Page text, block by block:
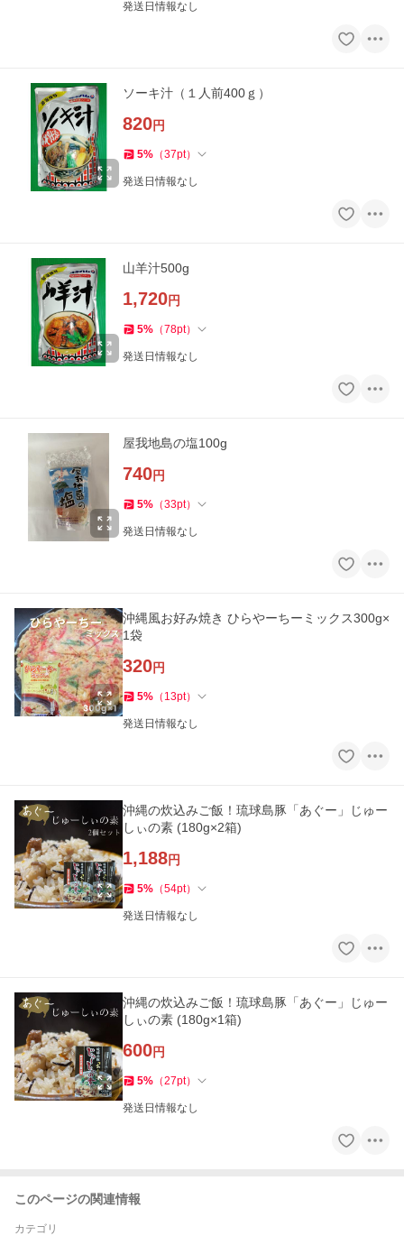
発送日情報なし
ソーキ汁（１人前400ｇ）
820円
5% （37pt）
発送日情報なし
山羊汁500g
1,720円
5% （78pt）
発送日情報なし
屋我地島の塩100g
740円
5% （33pt）
発送日情報なし
沖縄風お好み焼き ひらやーちーミックス300g×
1袋
320円
5% （ 13pt）
発送日情報なし
沖縄の炊込みご飯！琉球島豚「あぐー」じゅー
しぃの素 (180g×2箱)
1,188円
5% （54pt）
発送日情報なし
沖縄の炊込みご飯！琉球島豚「あぐー」じゅー
しぃの素 (180g×1箱)
600円
5% （27pt）
発送日情報なし
このページの関連情報
カテゴリ